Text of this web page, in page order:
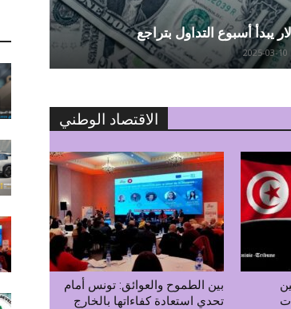
يبدأ أسبوع التداول بتراجع
2025-03-10
الاقتصاد الوطني
بين الطموح والعوائق: تونس أمام
تحدي استعادة كفاءاتها بالخارج
2025: بين